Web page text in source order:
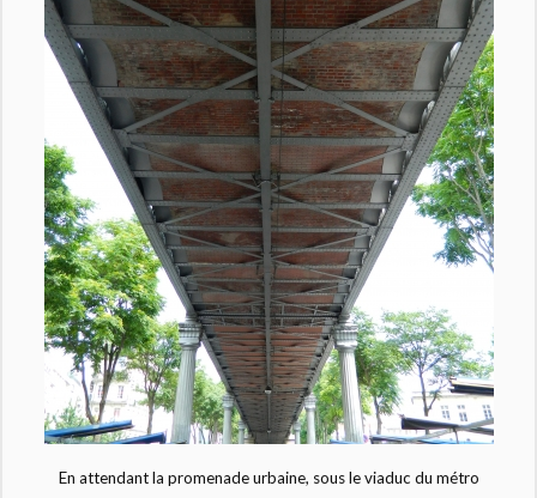
En attendant la promenade urbaine, sous le viaduc du métro